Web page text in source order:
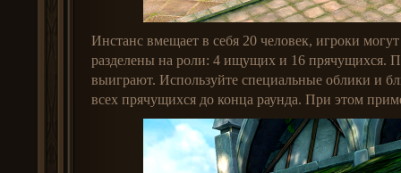
Инстанс вмещает в себя 20 человек, игроки
разделены на роли: 4 ищущих и 16 прячущихся.
выиграют. Используйте специальные облики и
всех прячущихся до конца раунда. При этом